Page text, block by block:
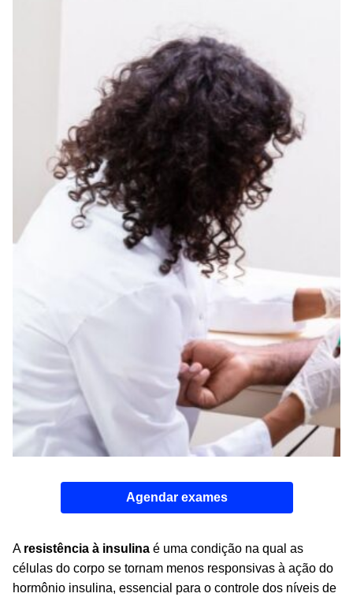
Agendar exames
A resistência à insulina é uma condição na qual as
células do corpo se tornam menos responsivas à ação do
hormônio insulina, essencial para o controle dos níveis de